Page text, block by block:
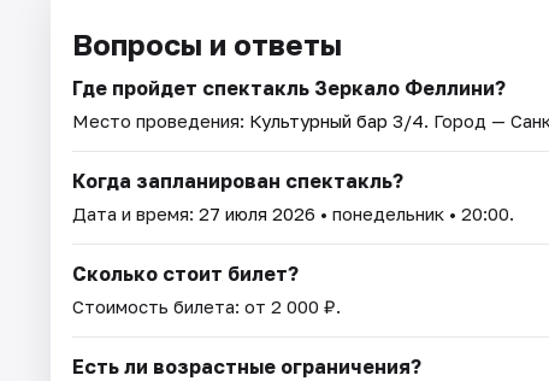
Вопросы и ответы
Где пройдет спектакль Зеркало Феллини?
Место проведения: Культурный бар 3/4. Город —
Когда запланирован спектакль?
Дата и время: 27 июля 2026 • понедельник • 20:00.
Сколько стоит билет?
Стоимость билета: от 2 000 ₽.
Есть ли возрастные ограничения?